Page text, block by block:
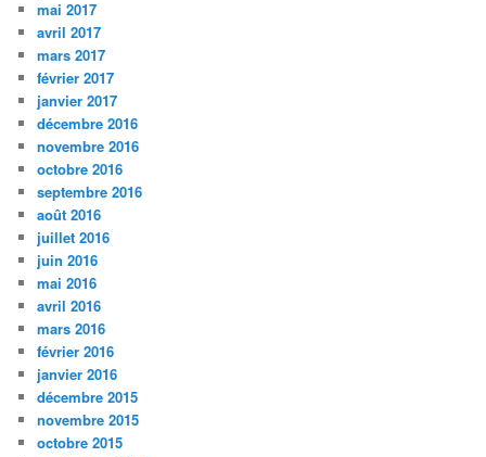
mai 2017
avril 2017
mars 2017
février 2017
janvier 2017
décembre 2016
novembre 2016
octobre 2016
septembre 2016
août 2016
juillet 2016
juin 2016
mai 2016
avril 2016
mars 2016
février 2016
janvier 2016
décembre 2015
novembre 2015
octobre 2015